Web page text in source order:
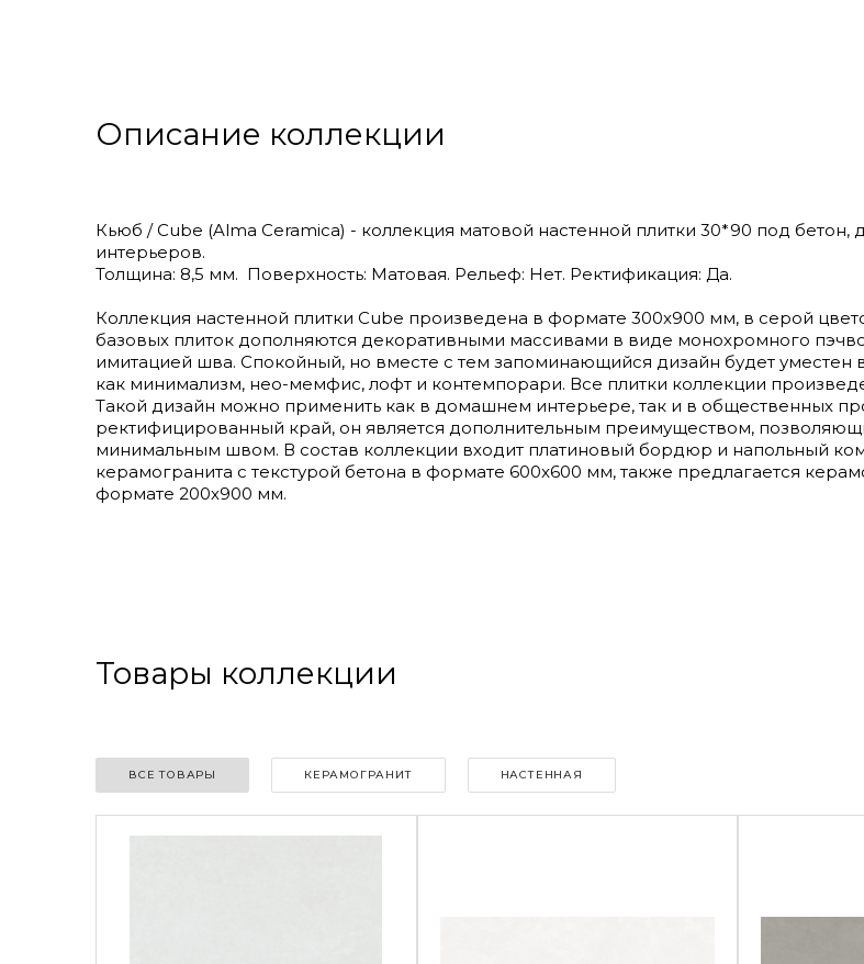
Описание коллекции
Кьюб / Cube (Alma Ceramica) - коллекция матовой настенной плитки 30*90 под бетон,
интерьеров.
Толщина: 8,5 мм. Поверхность: Матовая. Рельеф: Нет. Ректификация: Да.
Коллекция настенной плитки Cube произведена в формате 300x900 мм, в серой
базовых плиток дополняются декоративными массивами в виде монохромного
имитацией шва. Спокойный, но вместе с тем запоминающийся дизайн будет уместен в
как минимализм, нео-мемфис, лофт и контемпорари. Все плитки коллекции
Такой дизайн можно применить как в домашнем интерьере, так и в общественных
ректифицированный край, он является дополнительным преимуществом,
минимальным швом. В состав коллекции входит платиновый бордюр и напольный
керамогранита с текстурой бетона в формате 600x600 мм, также предлагается
формате 200х900 мм.
Товары коллекции
ВСЕ ТОВАРЫ КЕРАМОГРАНИТ НАСТЕННАЯ